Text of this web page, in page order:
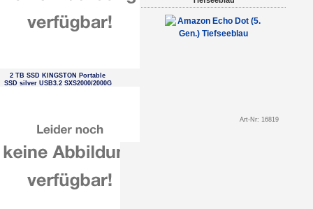
2 TB SSD KINGSTON Portable
SSD silver USB3.2 SXS2000/2000G
Art-Nr: 16819